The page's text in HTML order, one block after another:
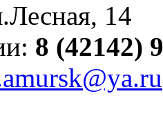
14
8 (42142)